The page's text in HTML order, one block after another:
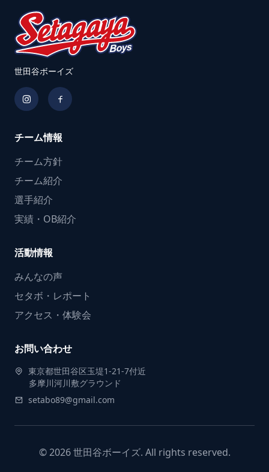
世田谷ボーイズ
チーム情報
チーム方針
チーム紹介
選手紹介
実績・OB紹介
活動情報
みんなの声
セタボ・レポート
アクセス・体験会
お問い合わせ
東京都世田谷区玉堤1-21-7付近
多摩川河川敷グラウンド
setabo89@gmail.com
© 2026 世田谷ボーイズ. All rights reserved.